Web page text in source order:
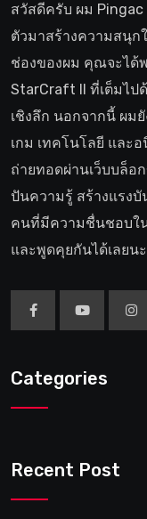
สวัสดีครับ ผม
ตัวมาสร้างความสนุก
ช่องของผม คุณจะได้
StarCraft II ที่เต็มไ
เชิงลึก นอกจากนี้ ผม
เกม เทคโนโลยี และ
ถ่ายทอดผ่านเว็บบล็อ
ปันความรู้ สร้างแรง
คนที่มีความชื่นชอบใ
และพูดคุยกันได้เลยน
Categories
Recent Post